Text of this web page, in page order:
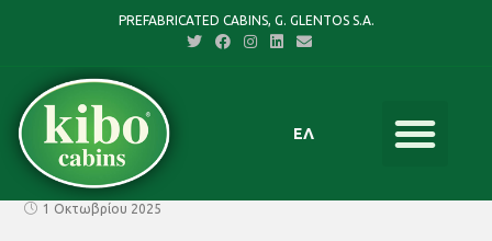
PREFABRICATED CABINS, G. GLENTOS S.A.
ΕΛ
1 Οκτωβρίου 2025